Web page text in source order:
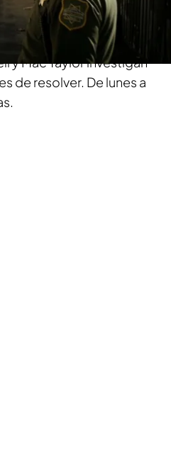
desear lo ajeno, atente
equipos de forenses
y Mac Taylor investigan
de resolver. De lunes a